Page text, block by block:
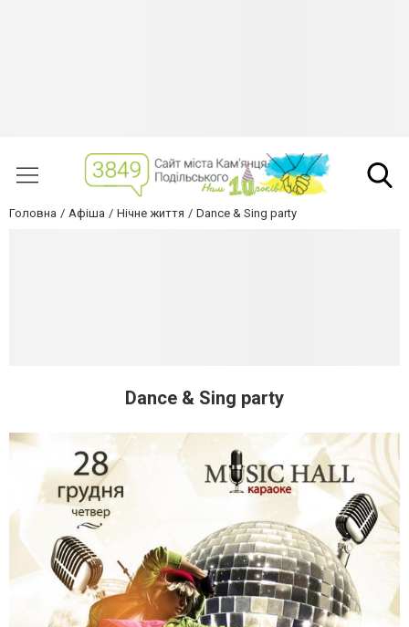
Головна Афіша Нічне життя Dance & Sing party
Dance & Sing party